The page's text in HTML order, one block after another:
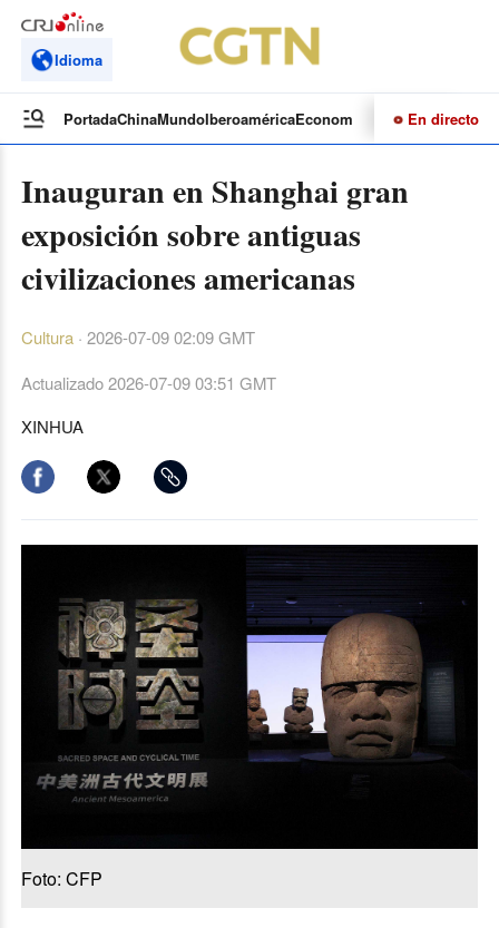
Idioma
PortadaChinaMundoIberoaméricaEconomía CulturaDeportes
En directo
Inauguran en Shanghai gran
exposición sobre antiguas
civilizaciones americanas
Cultura· 2026-07-09 02:09 GMT
Actualizado2026-07-09 03:51 GMT
XINHUA
Foto: CFP